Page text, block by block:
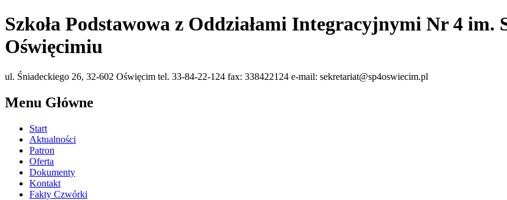
Szkoła Podstawowa z Oddziałami Integracyjnymi Nr 4 im.
Oświęcimiu
ul. Śniadeckiego 26, 32-602 Oświęcim tel. 33-84-22-124 fax: 338422124 e-mail: sekretariat@sp4oswiecim.pl
Menu Główne
Start
Aktualności
Patron
Oferta
Dokumenty
Kontakt
Fakty Czwórki